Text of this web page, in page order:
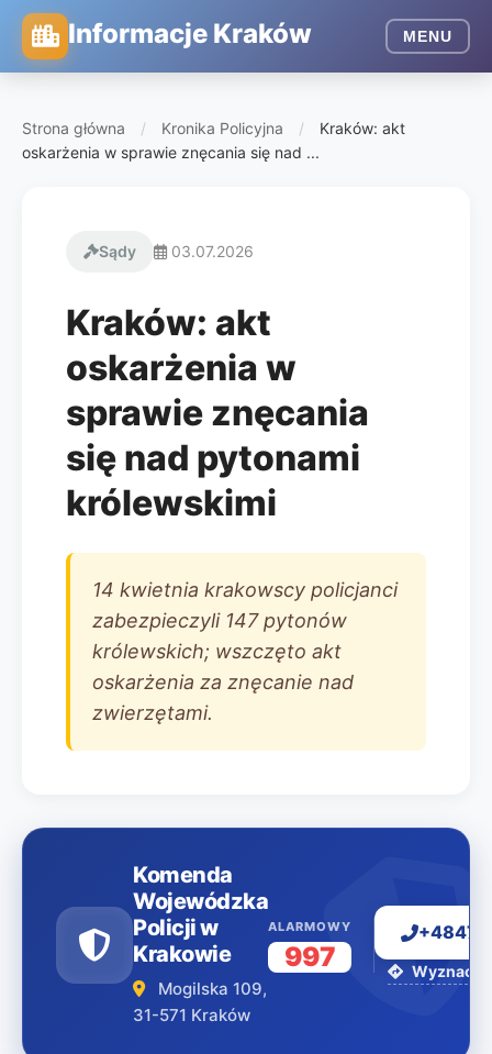
Informacje Kraków MENU
Strona główna / Kronika Policyjna /
Kraków: akt
oskarżenia w sprawie znęcania się nad ...
Sądy 03.07.2026
Kraków: akt
oskarżenia w
sprawie znęcania
się nad pytonami
królewskimi
14 kwietnia krakowscy policjanci
zabezpieczyli 147 pytonów
królewskich; wszczęto akt
oskarżenia za znęcanie nad
zwierzętami.
Komenda
Wojewódzka
Policji w
Krakowie
Mogilska 109,
31-571 Kraków
ALARMOWY
997 Wyznacz